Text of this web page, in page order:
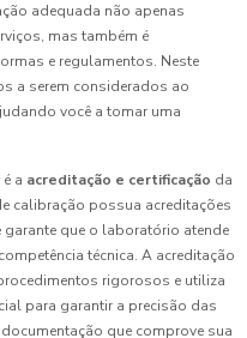
adequada não apenas
mas também é
e regulamentos. Neste
a serem considerados ao
você a tomar uma
a acreditação e certificação da
calibração possua acreditações
garante que o laboratório atende
técnica. A acreditação
rigorosos e utiliza
para garantir a precisão das
que comprove sua